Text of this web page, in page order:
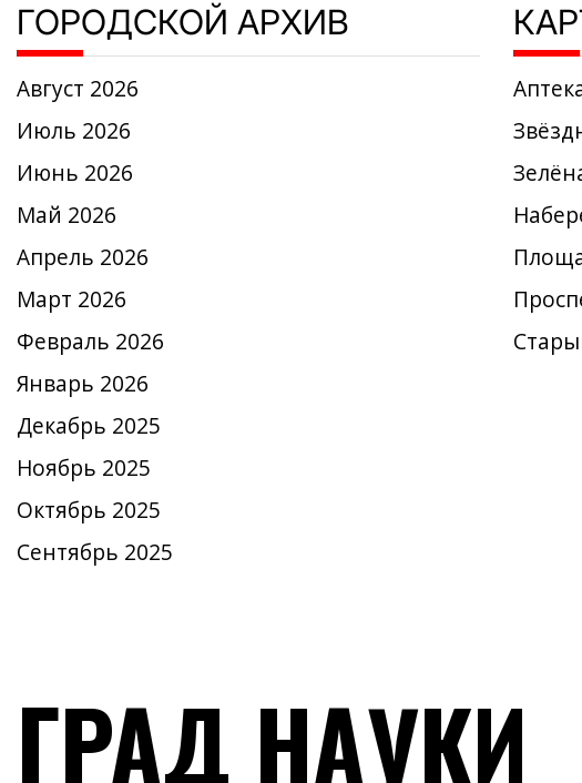
ГОРОДСКОЙ АРХИВ
Август 2026
Июль 2026
Июнь 2026
Май 2026
Апрель 2026
Март 2026
Февраль 2026
Январь 2026
Декабрь 2025
Ноябрь 2025
Октябрь 2025
Сентябрь 2025
ГРАД НАУКИ